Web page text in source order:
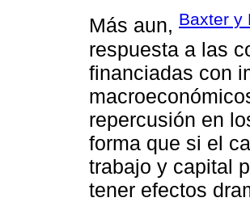
Más aun, Baxter y
respuesta a las
financiadas con
repercusión en
forma que si el
trabajo y capital
tener efectos